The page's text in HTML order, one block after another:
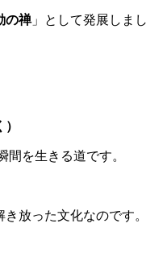
の禅」として発展しまし
を生きる道です。
放った文化なのです。